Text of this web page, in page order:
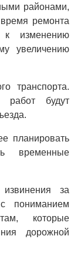
районами,
ремонта
к изменению
увеличению
транспорта.
работ будут
планировать
временные
за
пониманием
которые
дорожной